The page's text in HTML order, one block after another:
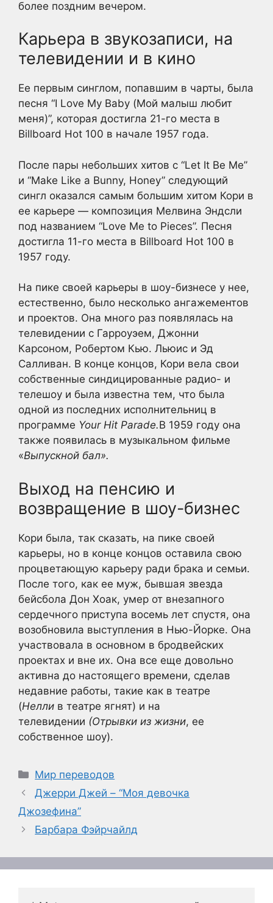
более поздним вечером.
Карьера в звукозаписи, на
телевидении и в кино
Ее первым синглом, попавшим в чарты, была
песня “I Love My Baby (Мой малыш любит
меня)”, которая достигла 21-го места в
Billboard Hot 100 в начале 1957 года.
После пары небольших хитов с “Let It Be Me”
и “Make Like a Bunny, Honey” следующий
сингл оказался самым большим хитом Кори в
ее карьере — композиция Мелвина Эндсли
под названием “Love Me to Pieces”. Песня
достигла 11-го места в Billboard Hot 100 в
1957 году.
На пике своей карьеры в шоу-бизнесе у нее,
естественно, было несколько ангажементов
и проектов. Она много раз появлялась на
телевидении с Гарроуэем, Джонни
Карсоном, Робертом Кью. Льюис и Эд
Салливан. В конце концов, Кори вела свои
собственные синдицированные радио- и
телешоу и была известна тем, что была
одной из последних исполнительниц в
программе Your Hit Parade.В 1959 году она
также появилась в музыкальном фильме
«Выпускной бал».
Выход на пенсию и
возвращение в шоу-бизнес
Кори была, так сказать, на пике своей
карьеры, но в конце концов оставила свою
процветающую карьеру ради брака и семьи.
После того, как ее муж, бывшая звезда
бейсбола Дон Хоак, умер от внезапного
сердечного приступа восемь лет спустя, она
возобновила выступления в Нью-Йорке. Она
участвовала в основном в бродвейских
проектах и вне их. Она все еще довольно
активна до настоящего времени, сделав
недавние работы, такие как в театре
(Нелли в театре ягнят) и на
телевидении (Отрывки из жизни, ее
собственное шоу).
Рубрики
Мир переводов
Джерри Джей – “Моя девочка
Джозефина”
Барбара Фэйрчайлд